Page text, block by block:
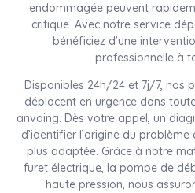
endommagée peuvent
critique. Avec notre service
bénéficiez d’une
professionnelle à
Disponibles 24h/24 et 7j/7, nos
déplacent en urgence dans
anvaing. Dès votre appel, un
d’identifier l’origine du
plus adaptée. Grâce à notre
furet électrique, la pompe de
haute pression, nous